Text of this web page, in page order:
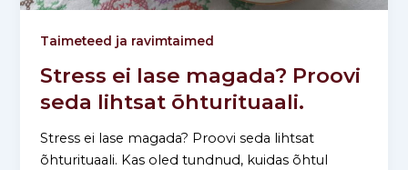
Taimeteed ja ravimtaimed
Stress ei lase magada? Proovi
seda lihtsat õhturituaali.
Stress ei lase magada? Proovi seda lihtsat
õhturituaali. Kas oled tundnud, kuidas õhtul